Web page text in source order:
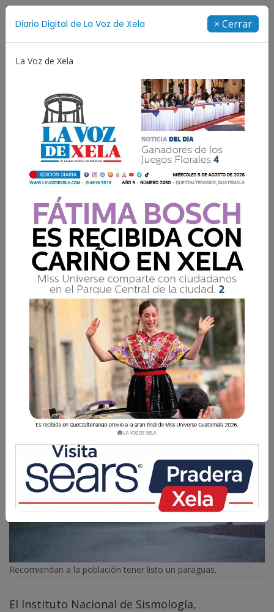
Diario Digital de La Voz de Xela × Cerrar
La Voz de Xela
Protección Infantil
INSIVUMEH prevé lluvias y
tormentas eléctricas para
esta tarde y noche
Recomiendan a la población tomar
precauciones ante posibles crecidas de ríos,
deslizamientos de tierra y actividad eléctrica.
La Voz de Xela 1 Junio 2026 09:56
Recomiendan a la población tener listo un paraguas.
El Instituto Nacional de Sismología,